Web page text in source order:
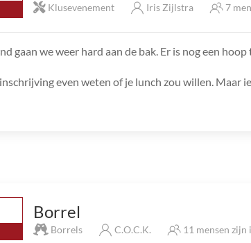
Klusevenement Iris Zijlstra 7
gaan we weer hard aan de bak. Er is nog een
even weten of je lunch zou willen. Maar
Borrel
Borrels C.O.C.K. 11 mensen zijn